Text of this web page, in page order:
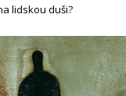
lidskou duši?